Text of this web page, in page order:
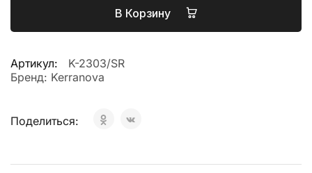
В Корзину
Артикул:
K-2303/SR
Бренд: Kerranova
Поделиться: